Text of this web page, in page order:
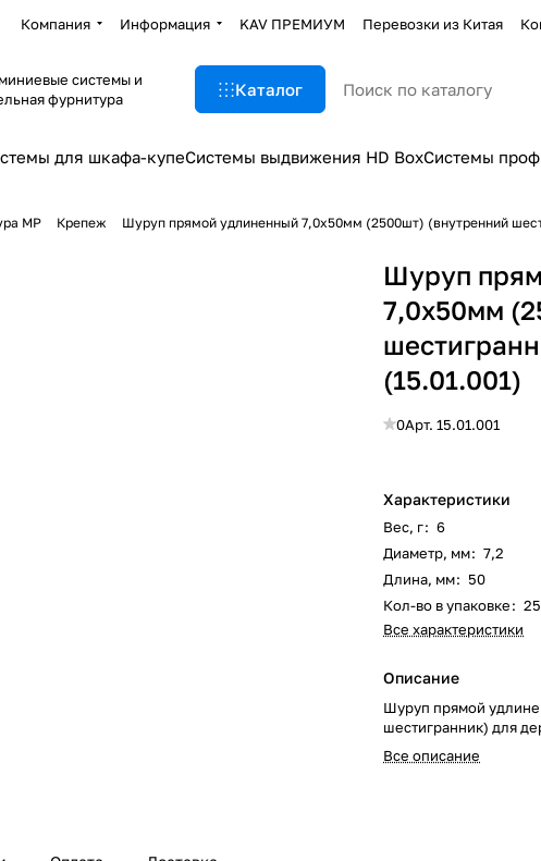
Компания Информация KAV ПРЕМИУМ Перевозки из Китая
системы и
фурнитура
Каталог
для шкафа-купеСистемы выдвижения HD BoxСистемы
МР Крепеж Шуруп прямой удлиненный 7,0х50мм (2500шт) (внутренний
Шуруп
7,0х50мм
(15.01.001)
0Арт.15.01.001
Характеристики
Вес, г: 6
Диаметр, мм: 7,2
Длина, мм: 50
Кол-во в упаковке:
Все характеристики
Описание
Шуруп прямой
шестигранник) для
Все описание